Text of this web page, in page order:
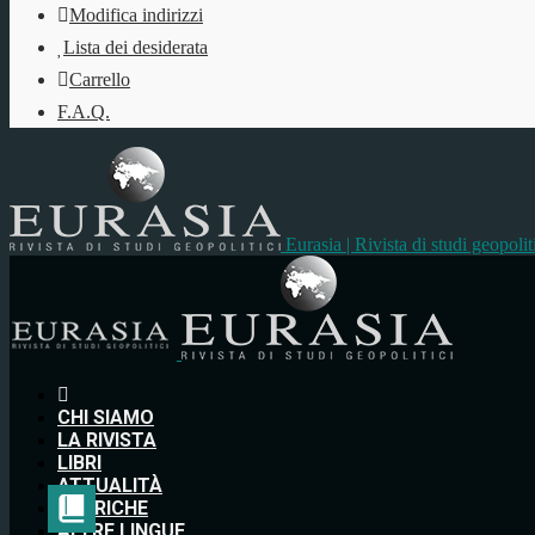
Modifica indirizzi
Lista dei desiderata
Carrello
F.A.Q.
Eurasia | Rivista di studi
CHI SIAMO
LA RIVISTA
LIBRI
ATTUALITÀ
RUBRICHE